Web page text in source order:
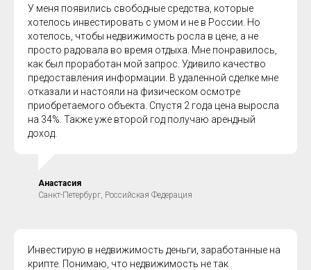
У меня появились свободные средства, которые
хотелось инвестировать с умом и не в России. Но
хотелось, чтобы недвижимость росла в цене, а не
просто радовала во время отдыха. Мне понравилось,
как был проработан мой запрос. Удивило качество
предоставления информации. В удаленной сделке мне
отказали и настояли на физическом осмотре
приобретаемого объекта. Спустя 2 года цена выросла
на 34%. Также уже второй год получаю арендный
доход.
Анастасия
Санкт-Петербург, Российская Федерация
Инвестирую в недвижимость деньги, заработанные на
крипте. Понимаю, что недвижимость не так